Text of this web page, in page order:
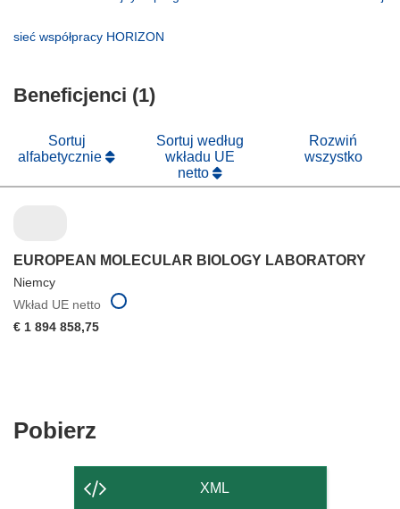
oknie)
otworzy
nowym
sieć współpracy HORIZON
Beneficjenci (1)
Sortuj
alfabetycznie
Sortuj według
wkładu UE
netto
Rozwiń
wszystko
EUROPEAN MOLECULAR BIOLOGY LABORATORY
Niemcy
Wkład UE netto
€ 1 894 858,75
Pobierz
strony
XML